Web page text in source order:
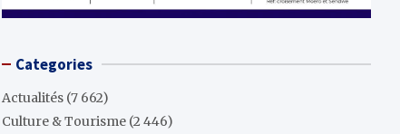
Categories
Actualités (7 662)
Culture & Tourisme (2 446)